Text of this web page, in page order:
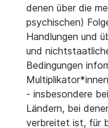
denen über die
psychischen)
Handlungen und
und
Bedingungen
- insbesondere
Ländern, bei
verbreitet ist, für